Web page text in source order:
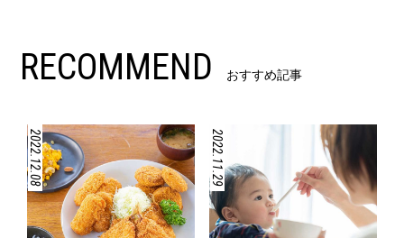
RECOMMEND おすすめ記事
2022.12.08 2022.11.29